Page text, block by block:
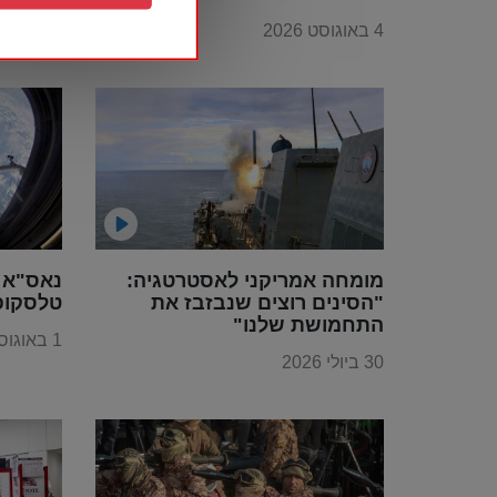
היקפה"
4 באוגוסט 2026
נאס"א
1 באוגוסט 2026
מומחה אמריקני לאסטרטגיה:
"הסינים רוצים שנבזבז את
התחמושת שלנו"
30 ביולי 2026